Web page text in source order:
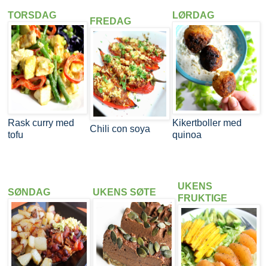
TORSDAG
Rask curry med
tofu
FREDAG
Chili con soya
LØRDAG
Kikertboller med
quinoa
SØNDAG UKENS SØTE
UKENS
FRUKTIGE